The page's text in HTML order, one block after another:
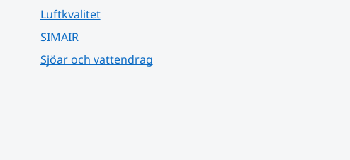
Luftkvalitet
SIMAIR
Sjöar och vattendrag